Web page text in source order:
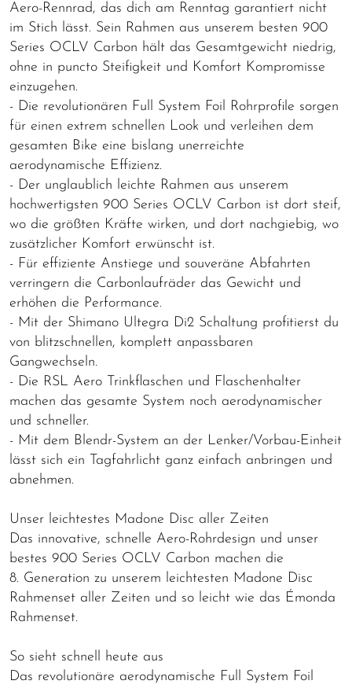
Aero-Rennrad, das dich am Renntag garantiert nicht
im Stich lässt. Sein Rahmen aus unserem besten 900
Series OCLV Carbon hält das Gesamtgewicht niedrig,
ohne in puncto Steifigkeit und Komfort Kompromisse
einzugehen.
- Die revolutionären Full System Foil Rohrprofile sorgen
für einen extrem schnellen Look und verleihen dem
gesamten Bike eine bislang unerreichte
aerodynamische Effizienz.
- Der unglaublich leichte Rahmen aus unserem
hochwertigsten 900 Series OCLV Carbon ist dort steif,
wo die größten Kräfte wirken, und dort nachgiebig, wo
zusätzlicher Komfort erwünscht ist.
- Für effiziente Anstiege und souveräne Abfahrten
verringern die Carbonlaufräder das Gewicht und
erhöhen die Performance.
- Mit der Shimano Ultegra Di2 Schaltung profitierst du
von blitzschnellen, komplett anpassbaren
Gangwechseln.
- Die RSL Aero Trinkflaschen und Flaschenhalter
machen das gesamte System noch aerodynamischer
und schneller.
- Mit dem Blendr-System an der Lenker/Vorbau-Einheit
lässt sich ein Tagfahrlicht ganz einfach anbringen und
abnehmen.
Unser leichtestes Madone Disc aller Zeiten
Das innovative, schnelle Aero-Rohrdesign und unser
bestes 900 Series OCLV Carbon machen die
8. Generation zu unserem leichtesten Madone Disc
Rahmenset aller Zeiten und so leicht wie das Émonda
Rahmenset.
So sieht schnell heute aus
Das revolutionäre aerodynamische Full System Foil